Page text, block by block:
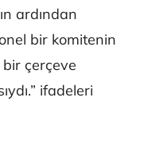
ardından
bir komitenin
çerçeve
ifadeleri